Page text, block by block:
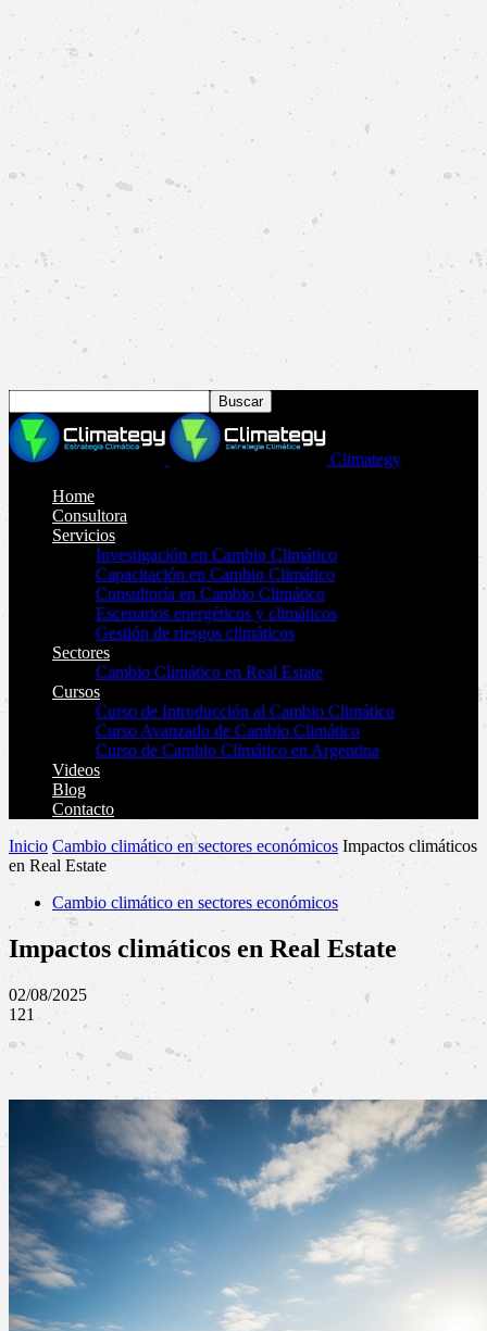
Climategy
Home
Consultora
Servicios
Investigación en Cambio Climático
Capacitación en Cambio Climático
Consultoría en Cambio Climático
Escenarios energéticos y climáticos
Gestión de riesgos climáticos
Sectores
Cambio Climático en Real Estate
Cursos
Curso de Introducción al Cambio Climático
Curso Avanzado de Cambio Climático
Curso de Cambio Climático en Argentina
Videos
Blog
Contacto
Inicio Cambio climático en sectores económicos Impactos climáticos
en Real Estate
Cambio climático en sectores económicos
Impactos climáticos en Real Estate
02/08/2025
121